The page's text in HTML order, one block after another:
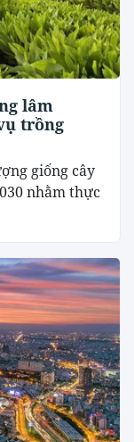
lâm
trồng
giống cây
nhằm thực